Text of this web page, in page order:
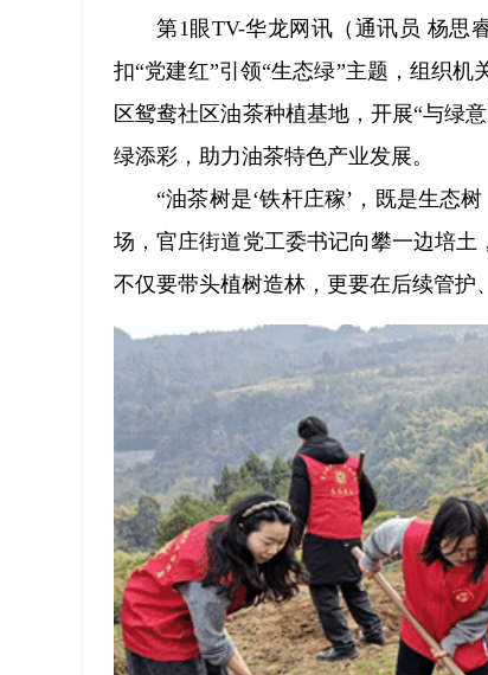
第1眼TV-华龙网讯（通讯员 杨思
扣“党建红”引领“生态绿”主题，组织
区鸳鸯社区油茶种植基地，开展“与绿
绿添彩，助力油茶特色产业发展。
“油茶树是‘铁杆庄稼’，既是生态
场，官庄街道党工委书记向攀一边培土
不仅要带头植树造林，更要在后续管护